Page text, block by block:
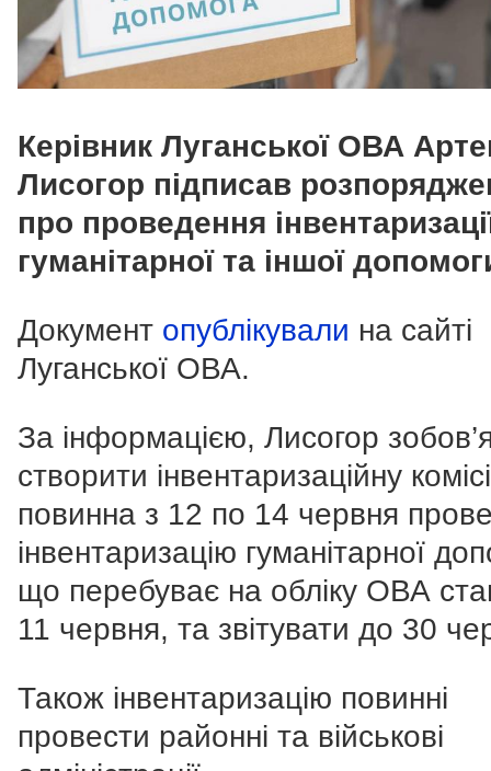
Керівник Луганської ОВА
Лисогор підписав
про проведення
гуманітарної та іншої
Документ опублікували на сайті
Луганської ОВА.
За інформацією, Лисогор
створити інвентаризаційну
повинна з 12 по 14 червня
інвентаризацію гуманітарної
що перебуває на обліку ОВА
11 червня, та звітувати до 30
Також інвентаризацію повинні
провести районні та військові